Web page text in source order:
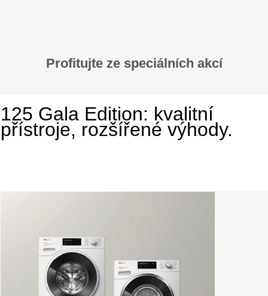
Profitujte ze speciálních akcí
125 Gala Edition: kvalitní
přístroje, rozšířené výhody.